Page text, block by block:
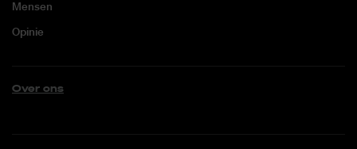
Mensen
Opinie
Over ons